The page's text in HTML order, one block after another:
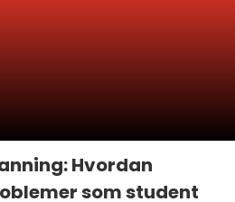
Hvordan
som student